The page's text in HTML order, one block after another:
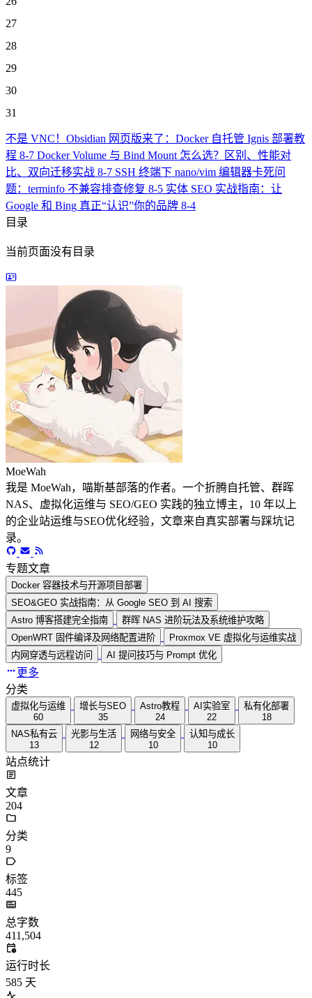
27
28
29
30
31
不是 VNC！Obsidian 网页版来了：Docker 自托管 Ignis 部署教
程 8-7 Docker Volume 与 Bind Mount 怎么选？区别、性能对
比、双向迁移实战 8-7 SSH 终端下 nano/vim 编辑器卡死问
题：terminfo 不兼容排查修复 8-5 实体 SEO 实战指南：让
Google 和 Bing 真正“认识”你的品牌 8-4
目录
当前页面没有目录
MoeWah
我是 MoeWah，喵斯基部落的作者。一个折腾自托管、群晖
NAS、虚拟化运维与 SEO/GEO 实践的独立博主，10 年以上
的企业站运维与SEO优化经验，文章来自真实部署与踩坑记
录。
专题文章
Docker 容器技术与开源项目部署
SEO&GEO 实战指南：从 Google SEO 到 AI 搜索
Astro 博客搭建完全指南
群晖 NAS 进阶玩法及系统维护攻略
OpenWRT 固件编译及网络配置进阶
Proxmox VE 虚拟化与运维实战
内网穿透与远程访问
AI 提问技巧与 Prompt 优化
更多
分类
虚拟化与运维
60
增长与SEO
35
Astro教程
24
AI实验室
22
私有化部署
18
NAS私有云
13
光影与生活
12
网络与安全
10
认知与成长
10
站点统计
文章
204
分类
9
标签
445
总字数
411,504
运行时长
585 天